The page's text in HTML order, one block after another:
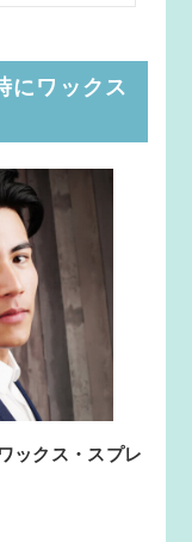
にワックス
ックス・スプレ